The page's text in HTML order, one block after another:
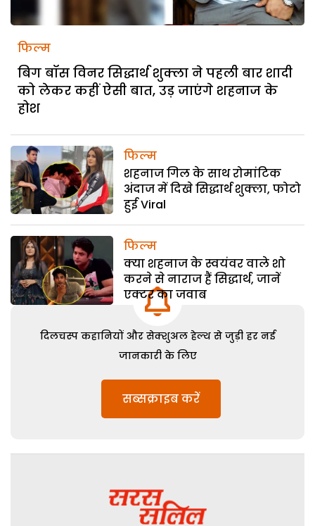
फिल्म
बिग बॉस विनर सिद्धार्थ शुक्ला ने पहली बार शादी
को लेकर कहीं ऐसी बात, उड़ जाएंगे शहनाज के
होश
फिल्म
शहनाज गिल के साथ रोमांटिक
अंदाज में दिखे सिद्धार्थ शुक्ला, फोटो
हुई Viral
फिल्म
क्या शहनाज के स्वयंवर वाले शो
करने से नाराज हैं सिद्धार्थ, जानें
एक्टर का जवाब
दिलचस्प कहानियों और सेक्शुअल हेल्थ से जुड़ी हर नई
जानकारी के लिए
सब्सक्राइब करें